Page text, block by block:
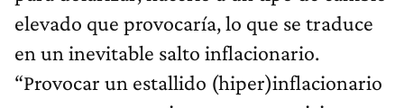
elevado que provocaría, lo que se traduce
en un inevitable salto inflacionario.
“Provocar un estallido (hiper)inflacionario